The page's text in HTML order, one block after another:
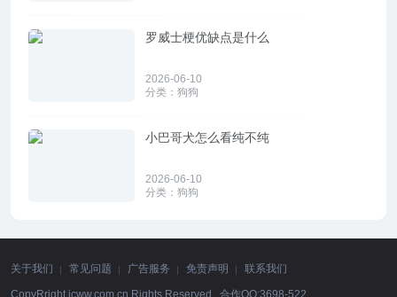
罗威士梗优缺点是什么
2026-06-10
分类： 狗狗
小巴哥犬怎么看纯不纯
2026-06-10
分类： 狗狗
关于我们 常见问题 广告服务 免责声明 联系我们
CopyRright icww.com.cn Rights Reserved. 合作QQ:3698-522